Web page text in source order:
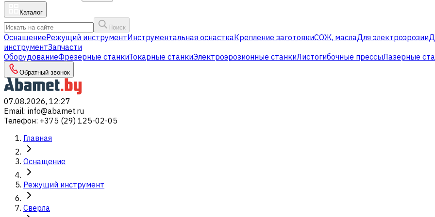
Каталог
Поиск
ОснащениеРежущий инструментИнструментальная оснасткаКрепление заготовкиСОЖ, маслаДля электроэрозии
инструментЗапчасти
ОборудованиеФрезерные станкиТокарные станкиЭлектроэрозионные станкиЛистогибочные прессыЛазерные
Обратный звонок
07.08.2026, 12:27
Email: info@abamet.ru
Телефон: +375 (29) 125-02-05
Главная
Оснащение
Режущий инструмент
Сверла